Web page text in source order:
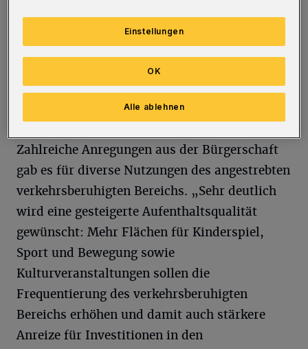
A
llerdings sprachen sich unter den
Befürwortern einige für abgestufte
Maßnahmen (weniger Autoverkehr, keine
komplette Sperrung) aus.
Zahlreiche Anregungen aus der Bürgerschaft
gab es für diverse Nutzungen des angestrebten
verkehrsberuhigten Bereichs. „Sehr deutlich
wird eine gesteigerte Aufenthaltsqualität
gewünscht: Mehr Flächen für Kinderspiel,
Sport und Bewegung sowie
Kulturveranstaltungen sollen die
Frequentierung des verkehrsberuhigten
Bereichs erhöhen und damit auch stärkere
Anreize für Investitionen in den
Einstellungen
Alle ablehnen
OK